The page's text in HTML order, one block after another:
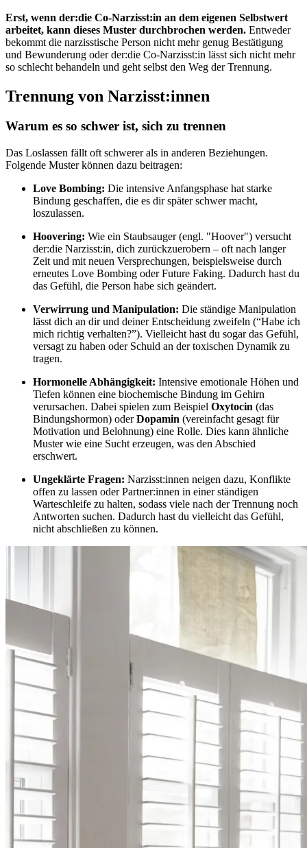
Erst, wenn der:die Co-Narzisst:in an dem eigenen Selbstwert
arbeitet, kann dieses Muster durchbrochen werden. Entweder
bekommt die narzisstische Person nicht mehr genug Bestätigung
und Bewunderung oder der:die Co-Narzisst:in lässt sich nicht mehr
so schlecht behandeln und geht selbst den Weg der Trennung.
Trennung von Narzisst:innen
Warum es so schwer ist, sich zu trennen
Das Loslassen fällt oft schwerer als in anderen Beziehungen.
Folgende Muster können dazu beitragen:
Love Bombing: Die intensive Anfangsphase hat starke
Bindung geschaffen, die es dir später schwer macht,
loszulassen.
Hoovering: Wie ein Staubsauger (engl. "Hoover") versucht
der:die Narzisst:in, dich zurückzuerobern – oft nach langer
Zeit und mit neuen Versprechungen, beispielsweise durch
erneutes Love Bombing oder Future Faking. Dadurch hast du
das Gefühl, die Person habe sich geändert.
Verwirrung und Manipulation: Die ständige Manipulation
lässt dich an dir und deiner Entscheidung zweifeln (“Habe ich
mich richtig verhalten?”). Vielleicht hast du sogar das Gefühl,
versagt zu haben oder Schuld an der toxischen Dynamik zu
tragen.
Hormonelle Abhängigkeit: Intensive emotionale Höhen und
Tiefen können eine biochemische Bindung im Gehirn
verursachen. Dabei spielen zum Beispiel Oxytocin (das
Bindungshormon) oderDopamin (vereinfacht gesagt für
Motivation und Belohnung) eine Rolle. Dies kann ähnliche
Muster wie eine Sucht erzeugen, was den Abschied
erschwert.
Ungeklärte Fragen: Narzisst:innen neigen dazu, Konflikte
offen zu lassen oder Partner:innen in einer ständigen
Warteschleife zu halten, sodass viele nach der Trennung noch
Antworten suchen. Dadurch hast du vielleicht das Gefühl,
nicht abschließen zu können.